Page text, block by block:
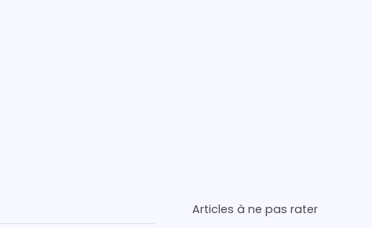
Articles à ne pas rater